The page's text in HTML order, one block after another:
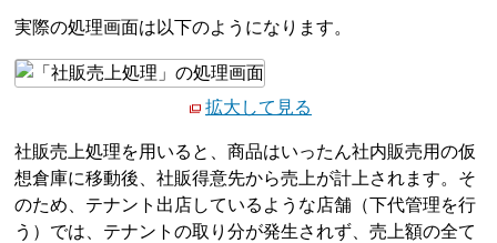
実際の処理画面は以下のようになります。
拡大して見る
社販売上処理を用いると、商品はいったん社内販売用の仮
想倉庫に移動後、社販得意先から売上が計上されます。そ
のため、テナント出店しているような店舗（下代管理を行
う）では、テナントの取り分が発生されず、売上額の全て